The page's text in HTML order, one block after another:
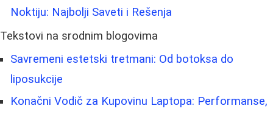
Noktiju: Najbolji Saveti i Rešenja
Tekstovi na srodnim blogovima
Savremeni estetski tretmani: Od botoksa do
liposukcije
Konačni Vodič za Kupovinu Laptopa: Performanse,